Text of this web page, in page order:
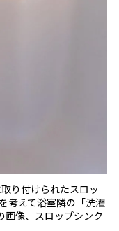
り付けられたスロッ
考えて浴室隣の「洗濯
画像、スロップシンク